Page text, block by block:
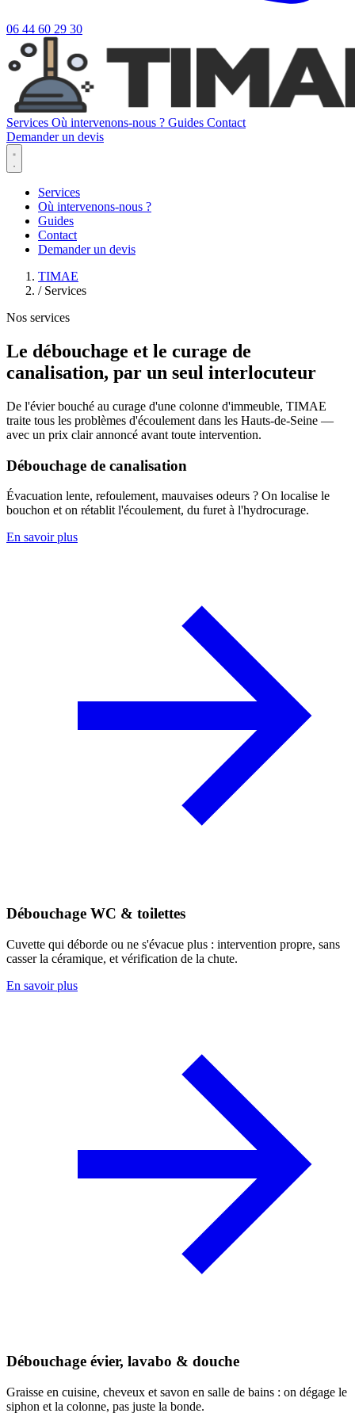
06 44 60 29 30
Services Où intervenons-nous ? Guides Contact
Demander un devis
Services
Où intervenons-nous ?
Guides
Contact
Demander un devis
TIMAE
/ Services
Nos services
Le débouchage et le curage de
canalisation, par un seul interlocuteur
De l'évier bouché au curage d'une colonne d'immeuble, TIMAE
traite tous les problèmes d'écoulement dans les Hauts-de-Seine —
avec un prix clair annoncé avant toute intervention.
Débouchage de canalisation
Évacuation lente, refoulement, mauvaises odeurs ? On localise le
bouchon et on rétablit l'écoulement, du furet à l'hydrocurage.
En savoir plus
Débouchage WC & toilettes
Cuvette qui déborde ou ne s'évacue plus : intervention propre, sans
casser la céramique, et vérification de la chute.
En savoir plus
Débouchage évier, lavabo & douche
Graisse en cuisine, cheveux et savon en salle de bains : on dégage le
siphon et la colonne, pas juste la bonde.